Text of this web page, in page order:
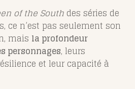
of the South des séries de
ce n’est pas seulement son
mais la profondeur
personnages, leurs
et leur capacité à